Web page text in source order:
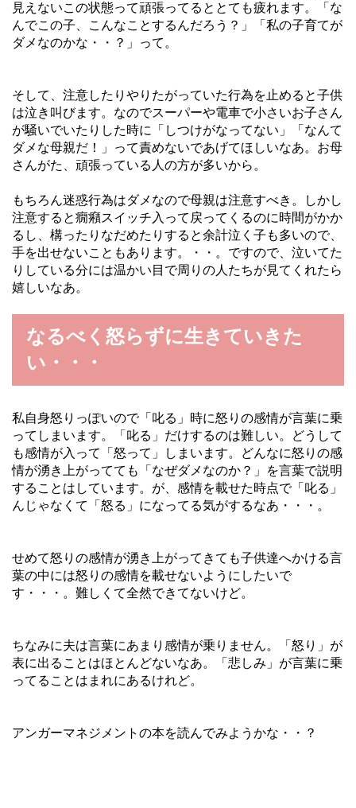
見えないこの状態って頑張ってるととても疲れます。「な
んでこの子、こんなことするんだろう？」「私の子育てが
ダメなのかな・・？」って。
そして、注意したりやりたがっていた行為を止めると子供
は泣き叫びます。なのでスーパーや電車で小さいお子さん
が騒いでいたりした時に「しつけがなってない」「なんて
ダメな母親だ！」って責めないであげてほしいなあ。お母
さんがた、頑張っている人の方が多いから。
もちろん迷惑行為はダメなので母親は注意すべき。しかし
注意すると癇癪スイッチ入って戻ってくるのに時間がかか
るし、構ったりなだめたりすると余計泣く子も多いので、
手を出せないこともあります。・・。ですので、泣いてた
りしている分には温かい目で周りの人たちが見てくれたら
嬉しいなあ。
なるべく怒らずに生きていきた
い・・・
私自身怒りっぽいので「叱る」時に怒りの感情が言葉に乗
ってしまいます。「叱る」だけするのは難しい。どうして
も感情が入って「怒って」しまいます。どんなに怒りの感
情が湧き上がってても「なぜダメなのか？」を言葉で説明
することはしています。が、感情を載せた時点で「叱る」
んじゃなくて「怒る」になってる気がするなあ・・・。
せめて怒りの感情が湧き上がってきても子供達へかける言
葉の中には怒りの感情を載せないようにしたいで
す・・・。難しくて全然できてないけど。
ちなみに夫は言葉にあまり感情が乗りません。「怒り」が
表に出ることはほとんどないなあ。「悲しみ」が言葉に乗
ってることはまれにあるけれど。
アンガーマネジメントの本を読んでみようかな・・？